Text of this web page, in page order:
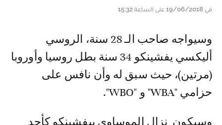
في 19/06/2018 على الساعة 15:32
وسیواجه صاحب الـ 28 سنة، الروسي
ألیكسي يفشینكو 34 سنة بطل روسيا وأوروبا
(مرتين)، حيث سبق له وأن نافس على
حزامي "WBA" و "WBO".
وسيكون نزال الموساوي بيفشینكو كأحد